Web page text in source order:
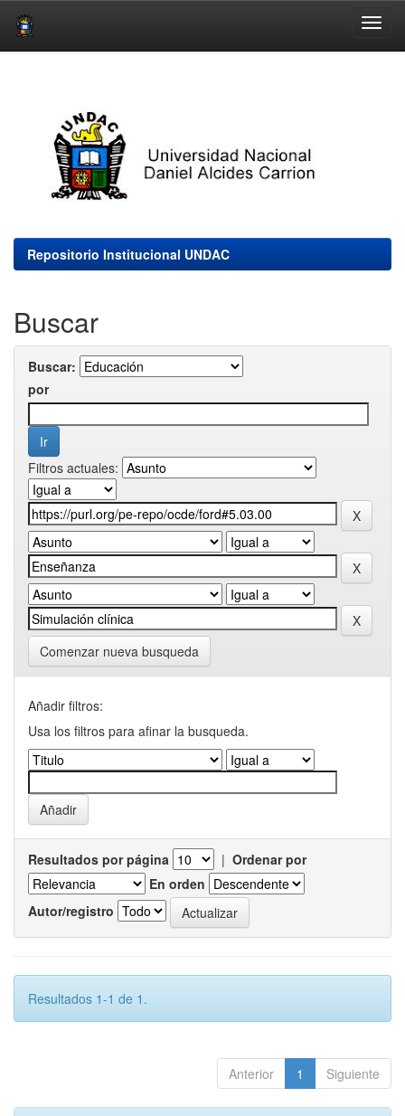
Repositorio Institucional UNDAC
Buscar
Buscar:
por
Filtros actuales:
Comenzar nueva busqueda
Añadir filtros:
Usa los filtros para afinar la busqueda.
Resultados por página | Ordenar por
En orden
Autor/registro
Resultados 1-1 de 1.
Anterior 1 Siguiente